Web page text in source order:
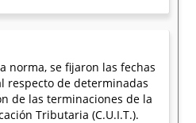
norma, se fijaron las fechas
respecto de determinadas
de las terminaciones de la
Tributaria (C.U.I.T.).